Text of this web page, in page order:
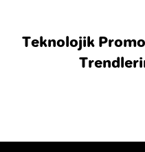
Teknolojik